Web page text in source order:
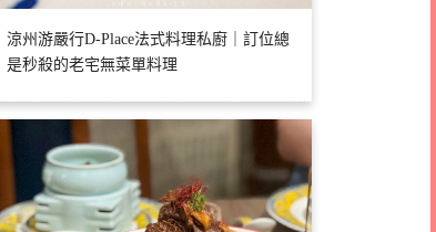
涼州游嚴行D-Place法式料理私廚｜訂位總
是秒殺的老宅無菜單料理